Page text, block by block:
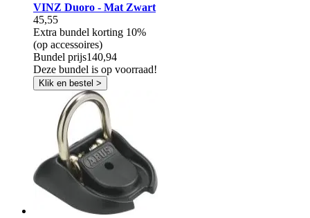
VINZ Duoro - Mat Zwart
45,55
Extra bundel korting 10%
(op accessoires)
Bundel prijs140,94
Deze bundel is op voorraad!
Klik en bestel >